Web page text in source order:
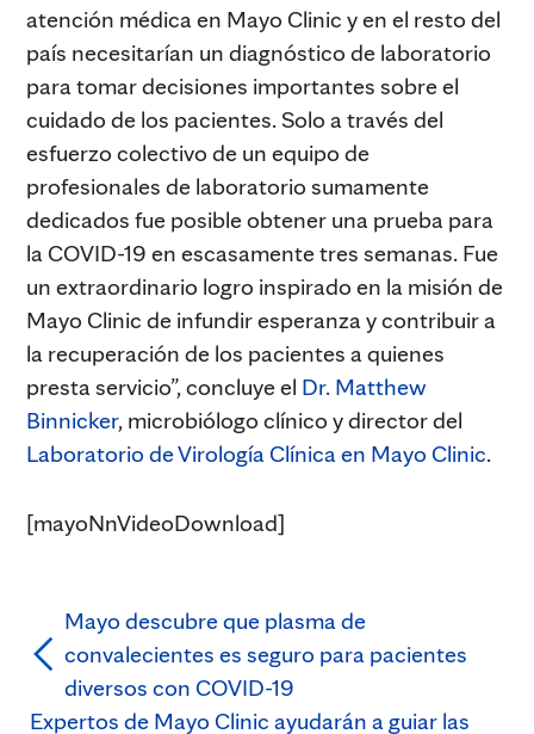
atención médica en Mayo Clinic y en el resto del
país necesitarían un diagnóstico de laboratorio
para tomar decisiones importantes sobre el
cuidado de los pacientes. Solo a través del
esfuerzo colectivo de un equipo de
profesionales de laboratorio sumamente
dedicados fue posible obtener una prueba para
la COVID-19 en escasamente tres semanas. Fue
un extraordinario logro inspirado en la misión de
Mayo Clinic de infundir esperanza y contribuir a
la recuperación de los pacientes a quienes
presta servicio”, concluye el Dr. Matthew
Binnicker, microbiólogo clínico y director del
Laboratorio de Virología Clínica en Mayo Clinic.
[mayoNnVideoDownload]
Mayo descubre que plasma de
convalecientes es seguro para pacientes
diversos con COVID-19
Expertos de Mayo Clinic ayudarán a guiar las